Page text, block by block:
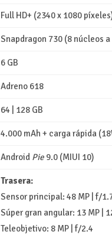
Full HD+ (2340 x 1080
Snapdragon 730 (8 núcleos a
6 GB
Adreno 618
64 | 128 GB
4.000 mAh + carga rápida
Android Pie 9.0 (MIUI 10)
Trasera:
Sensor principal: 48 MP | f/
Súper gran angular: 13 MP |
Teleobjetivo: 8 MP | f/2.4